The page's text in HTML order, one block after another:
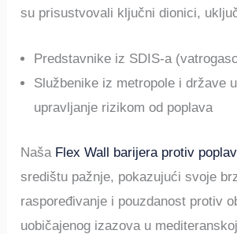
su prisustvovali ključni dionici,
Predstavnike iz SDIS-a
Službenike iz metropole i države
upravljanje rizikom od poplava
Naša Flex Wall barijera protiv
središtu pažnje, pokazujući svoje
raspoređivanje i pouzdanost protiv
uobičajenog izazova u